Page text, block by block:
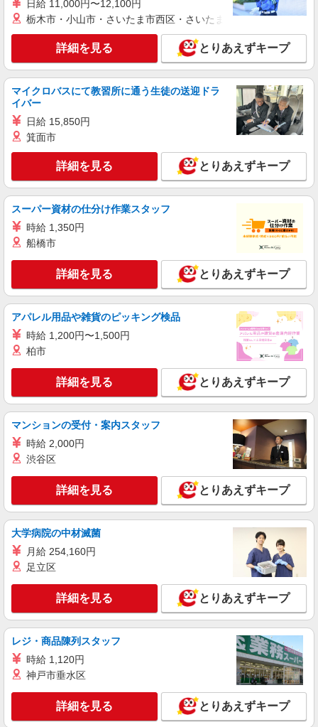
給に応じ設定します 試用期間あり 2ヶ月 ※経験・
能力による 【試用期間】月給 290000 円 〜
390000 円
キープ 詳細を見る
ソフトバンクオリエントパーク日和田店
【店長職】ソフトバンクショップの携帯販売ス
タッフ
月給 290,000円 〜 390,000円 固定残業代:
38,500円 〜 51,800円（20時間相当） ＊時間外手
として支給し、 相当時間を超える時間外労働は法
定通り追加で支給します。固定残業代の金額は月
給に応じ設定します 試用期間あり 2ヶ月 ※経験・
能力による 【試用期間】月給 290000 円 〜
390000 円
県 郡山市 日和田町字西中島 14‐1
キープ 詳細を見る
正社員
ソフトバンク八山田店
【店長職】ソフトバンクショップの携帯販売ス
タッフ
月給 290,000円 〜 390,000円 固定残業代:
38,500円 〜 51,800円（20時間相当） ＊時間外手
当は時間外労働の有無にかかわらず、固定残業代
として支給し、 相当時間を超える時間外労働は法
定通り追加で支給します。固定残業代の金額は月
給に応じ設定します 試用期間あり 2ヶ月 ※経験・
390000 円
■ソフトバンク八山田店 福島県 郡山市 八山田
詳細を見る
ソフトバンクオリエントパーク安積店
ソフトバンクショップの携帯販売スタッフ
月給 210,567円 〜 256,438円 固定残業代:
27,177円 〜 33,098円（20時間相当） ＊時間外手
当は時間外労働の有無にかかわらず、固定残業代
として支給し、相当時間を超える時間外労働分は
法定どおり追加で支給します。 試用期間あり 3ヶ
月 ※経験・能力による 【試用期間】月給 210567
■ソフトバンクオリエントパーク安積店 福島県
郡山市 久留米5丁目 203‐1
キープ 詳細を見る
契約社員
ソフトバンク販売契約社員【郡山市エリア】
月給 247,340円 〜 247,340円 試用期間なし ※
経験・能力による 【試用期間】時給 0 円 〜 0 円
■ソフトバンク販売契約社員【郡山市エリア】
福島県郡山市
キープ 詳細を見る
日給 11,000円〜12,100円
栃木市・小山市・さいたま市西区・さいたま市岩槻区・久喜市・
詳細を見る とりあえずキープ
マイクロバスにて教習所に通う生徒の送迎ドラ
イバー
日給 15,850円
箕面市
詳細を見る とりあえずキープ
スーパー資材の仕分け作業スタッフ
時給 1,350円
船橋市
詳細を見る とりあえずキープ
アパレル用品や雑貨のピッキング検品
時給 1,200円〜1,500円
柏市
詳細を見る とりあえずキープ
マンションの受付・案内スタッフ
時給 2,000円
渋谷区
詳細を見る とりあえずキープ
大学病院の中材滅菌
月給 254,160円
足立区
詳細を見る とりあえずキープ
レジ・商品陳列スタッフ
時給 1,120円
神戸市垂水区
詳細を見る とりあえずキープ